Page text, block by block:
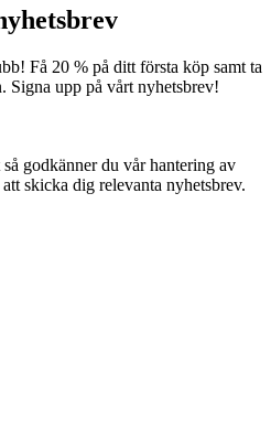
Få 20 % på ditt första köp samt ta
Signa upp på vårt nyhetsbrev!
godkänner du vår hantering av
skicka dig relevanta nyhetsbrev.